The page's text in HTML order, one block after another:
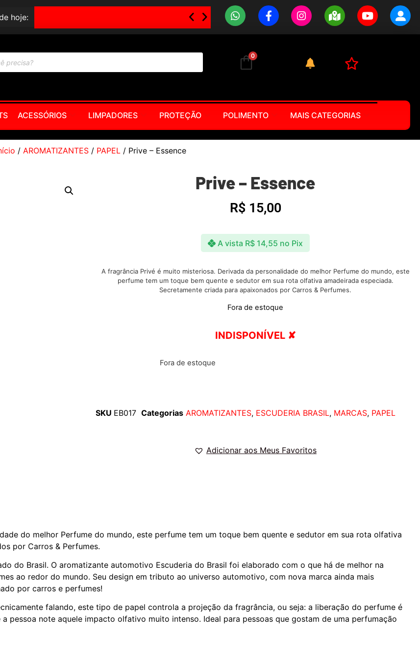
hoje: Canhão De Espuma Rotta – Engate Rápido
0
ACESSÓRIOS LIMPADORES PROTEÇÃO POLIMENTO MAIS CATEGORIAS
/ AROMATIZANTES/ PAPEL / Prive – Essence
Prive – Essence
R$ 15,00
A vista R$ 14,55 no Pix
A fragrância Privé é muito misteriosa. Derivada da personalidade do melhor Perfume do mundo, este
perfume tem um toque bem quente e sedutor em sua rota olfativa amadeirada especiada.
Secretamente criada para apaixonados por Carros & Perfumes.
Fora de estoque
INDISPONÍVEL ✘
Fora de estoque
SKU EB017 Categorias AROMATIZANTES, ESCUDERIA BRASIL, MARCAS, PAPEL
Adicionar aos Meus Favoritos
do melhor Perfume do mundo, este perfume tem um toque bem quente e sedutor em sua rota olfativa
por Carros & Perfumes.
do Brasil. O aromatizante automotivo Escuderia do Brasil foi elaborado com o que há de melhor na
ao redor do mundo. Seu design em tributo ao universo automotivo, com nova marca ainda mais
por carros e perfumes!
falando, este tipo de papel controla a projeção da fragrância, ou seja: a liberação do perfume é
pessoa note aquele impacto olfativo muito intenso. Ideal para pessoas que gostam de uma perfumação